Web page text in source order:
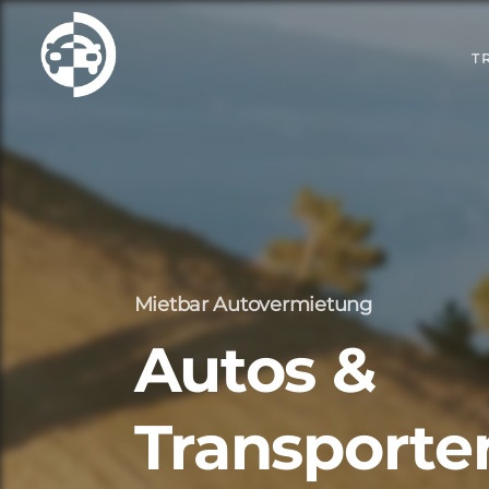
Mietbar Autovermietung
Autos &